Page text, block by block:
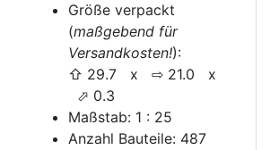
Größe verpackt
(maßgebend für
Versandkosten!):
⇧ 29.7 x ⇨ 21.0 x
⬀ 0.3
Maßstab: 1 : 25
Anzahl Bauteile: 487